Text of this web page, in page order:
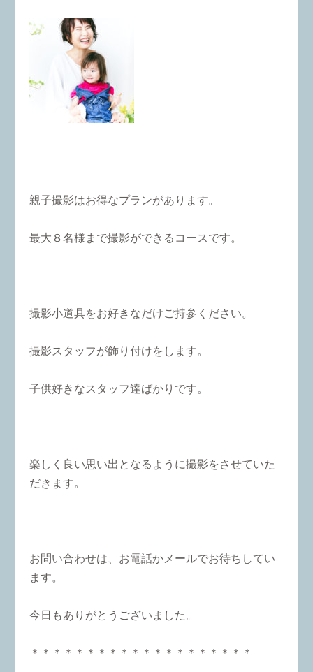
親子撮影はお得なプランがあります。
最大８名様まで撮影ができるコースです。
撮影小道具をお好きなだけご持参ください。
撮影スタッフが飾り付けをします。
子供好きなスタッフ達ばかりです。
楽しく良い思い出となるように撮影をさせていた
だきます。
お問い合わせは、お電話かメールでお待ちしてい
ます。
今日もありがとうございました。
＊＊＊＊＊＊＊＊＊＊＊＊＊＊＊＊＊＊＊＊